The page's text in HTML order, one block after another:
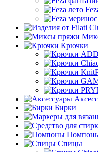
Крючки
Бирки
Спицы